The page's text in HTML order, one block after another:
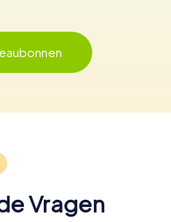
Vragen